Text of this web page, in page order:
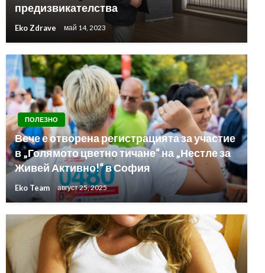
предизвикателства
Eko Zdrave май 14, 2023
ПОЛЕЗНО
Вече е отворена регистрацията за участие
в „Голямото цветно тичане“ на „Нестле за
Живей Активно!“ в София
Eko Team август 25, 2025